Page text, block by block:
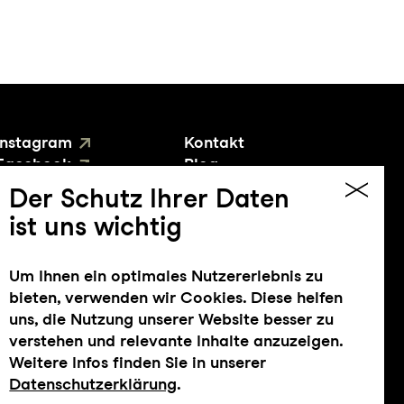
Kontakt
Blog
Presse
Der Schutz Ihrer Daten
ist uns wichtig
Um Ihnen ein optimales Nutzererlebnis zu
bieten, verwenden wir Cookies. Diese helfen
uns, die Nutzung unserer Website besser zu
verstehen und relevante Inhalte anzuzeigen.
Weitere Infos finden Sie in unserer
Datenschutzerklärung.